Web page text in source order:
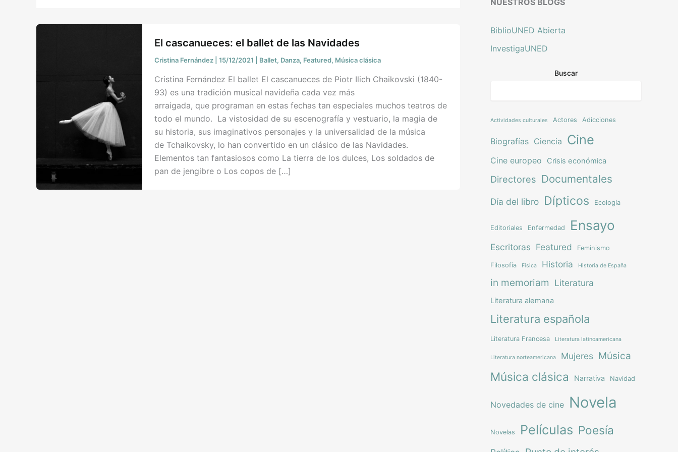
El cascanueces: el ballet de las Navidades
Cristina Fernández 15/12/2021 Ballet, Danza, Featured, Música clásica
Cristina Fernández El ballet El cascanueces de Piotr Ilich Chaikovski (1840-
93) es una tradición musical navideña cada vez más
arraigada, que programan en estas fechas tan especiales muchos teatros de
todo el mundo. La vistosidad de su escenografía y vestuario, la magia de
su historia, sus imaginativos personajes y la universalidad de la música
de Tchaikovsky, lo han convertido en un clásico de las Navidades.
Elementos tan fantasiosos como La tierra de los dulces, Los soldados de
pan de jengibre o Los copos de […]
BiblioUNED Abierta
InvestigaUNED
Buscar
Actividades culturales Actores Adicciones
Biografías Ciencia Cine
Cine europeo Crisis económica
Directores Documentales
Día del libro Dípticos Ecología
Editoriales Enfermedad Ensayo
Escritoras Featured Feminismo
Filosofía Física Historia Historia de España
in memoriam Literatura
Literatura alemana
Literatura española
Literatura Francesa Literatura latinoamericana
Literatura norteamericana Mujeres Música
Música clásica Narrativa Navidad
Novedades de cine Novela
Novelas Películas Poesía